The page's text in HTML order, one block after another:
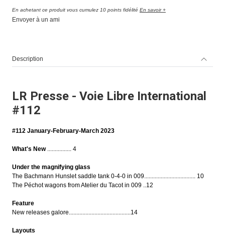
En achetant ce produit vous cumulez 10 points fidélité En savoir +
Envoyer à un ami
Description
LR Presse - Voie Libre International
#112
#112 January-February-March 2023
What's New................ 4
Under the magnifying glass
The Bachmann Hunslet saddle tank 0-4-0 in 009.................................. 10
The Péchot wagons from Atelier du Tacot in 009 ..12
Feature
New releases galore.........................................14
Layouts